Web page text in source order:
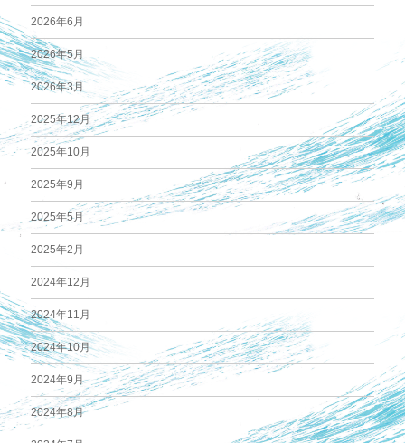
2026年6月
2026年5月
2026年3月
2025年12月
2025年10月
2025年9月
2025年5月
2025年2月
2024年12月
2024年11月
2024年10月
2024年9月
2024年8月